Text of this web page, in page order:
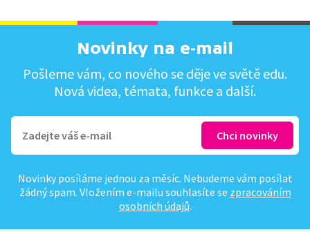
Novinky na e-mail
Pošleme vám, co nového se děje ve světě edu.
Nová videa, témata, funkce a další.
Novinky posíláme jednou za měsíc. Nebudeme vám posílat
žádný spam. Vložením e-mailu souhlasíte se zpracováním
osobních údajů.